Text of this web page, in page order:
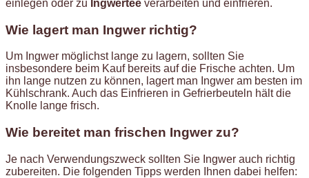
einlegen oder zu Ingwertee verarbeiten und einfrieren.
Wie lagert man Ingwer richtig?
Um Ingwer möglichst lange zu lagern, sollten Sie
insbesondere beim Kauf bereits auf die Frische achten. Um
ihn lange nutzen zu können, lagert man Ingwer am besten im
Kühlschrank. Auch das Einfrieren in Gefrierbeuteln hält die
Knolle lange frisch.
Wie bereitet man frischen Ingwer zu?
Je nach Verwendungszweck sollten Sie Ingwer auch richtig
zubereiten. Die folgenden Tipps werden Ihnen dabei helfen: